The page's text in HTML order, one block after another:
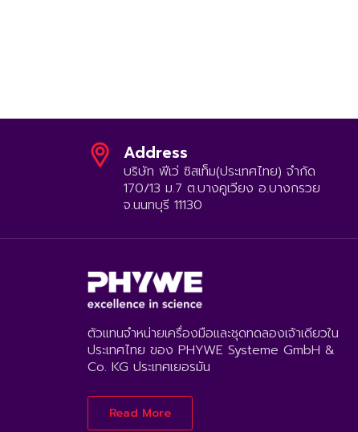
Address
บริษัท ฟีเว่ ซิสเท็ม(ประเทศไทย) จำกัด
170/13 ม.7 ต.บางคูเวียง อ.บางกรวย
จ.นนทบุรี 11130
ตัวแทนจำหน่ายเครื่องมือและชุดทดลองเจ้าเดียวใน
ประเทศไทย ของ PHYWE Systeme GmbH &
Co. KG ประเทศเยอรมัน
Read More